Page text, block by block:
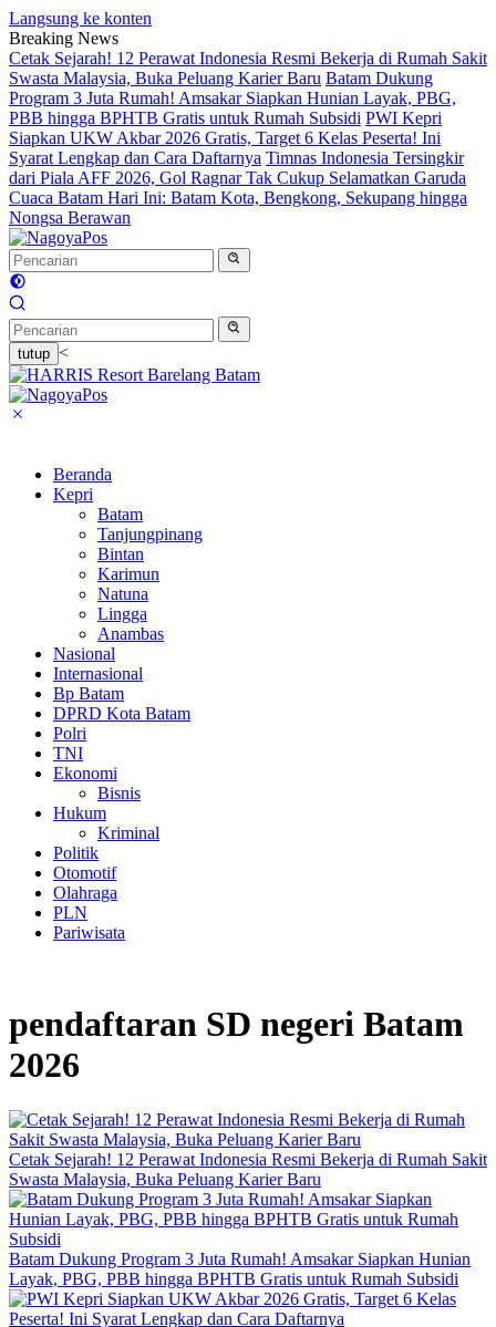
Langsung ke konten
Breaking News
Cetak Sejarah! 12 Perawat Indonesia Resmi Bekerja di Rumah Sakit
Swasta Malaysia, Buka Peluang Karier Baru Batam Dukung
Program 3 Juta Rumah! Amsakar Siapkan Hunian Layak, PBG,
PBB hingga BPHTB Gratis untuk Rumah Subsidi PWI Kepri
Siapkan UKW Akbar 2026 Gratis, Target 6 Kelas Peserta! Ini
Syarat Lengkap dan Cara Daftarnya Timnas Indonesia Tersingkir
dari Piala AFF 2026, Gol Ragnar Tak Cukup Selamatkan Garuda
Cuaca Batam Hari Ini: Batam Kota, Bengkong, Sekupang hingga
Nongsa Berawan
tutup <
Beranda
Kepri
Batam
Tanjungpinang
Bintan
Karimun
Natuna
Lingga
Anambas
Nasional
Internasional
Bp Batam
DPRD Kota Batam
Polri
TNI
Ekonomi
Bisnis
Hukum
Kriminal
Politik
Otomotif
Olahraga
PLN
Pariwisata
pendaftaran SD negeri Batam
2026
Cetak Sejarah! 12 Perawat Indonesia Resmi Bekerja di Rumah Sakit
Swasta Malaysia, Buka Peluang Karier Baru
Batam Dukung Program 3 Juta Rumah! Amsakar Siapkan Hunian
Layak, PBG, PBB hingga BPHTB Gratis untuk Rumah Subsidi